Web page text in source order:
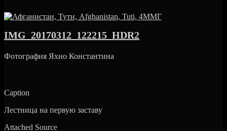
IMG_20170312_122215_HDR2
Фотография Яхно Константина
Caption
Лестница на первую заставу
Attached Source